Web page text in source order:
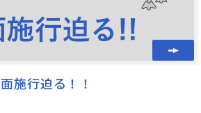
施行迫る！！